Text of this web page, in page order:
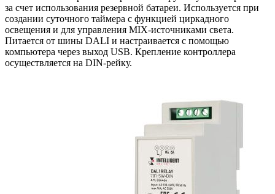
за счет использования резервной батареи. Используется при
создании суточного таймера с функцией циркадного
освещения и для управления MIX-источниками света.
Питается от шины DALI и настраивается с помощью
компьютера через выход USB. Крепление контроллера
осуществляется на DIN-рейку.